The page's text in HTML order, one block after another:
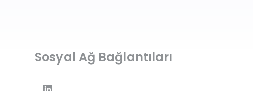
Sosyal Ağ Bağlantıları